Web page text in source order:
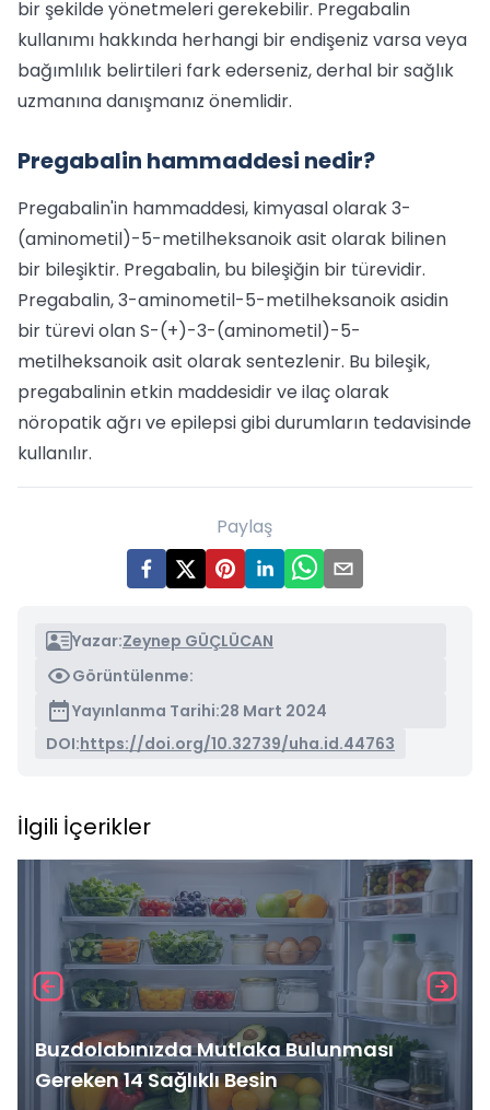
bir şekilde yönetmeleri gerekebilir. Pregabalin
kullanımı hakkında herhangi bir endişeniz varsa veya
bağımlılık belirtileri fark ederseniz, derhal bir sağlık
uzmanına danışmanız önemlidir.
Pregabalin hammaddesi nedir?
Pregabalin'in hammaddesi, kimyasal olarak 3-
(aminometil)-5-metilheksanoik asit olarak bilinen
bir bileşiktir. Pregabalin, bu bileşiğin bir türevidir.
Pregabalin, 3-aminometil-5-metilheksanoik asidin
bir türevi olan S-(+)-3-(aminometil)-5-
metilheksanoik asit olarak sentezlenir. Bu bileşik,
pregabalinin etkin maddesidir ve ilaç olarak
nöropatik ağrı ve epilepsi gibi durumların tedavisinde
kullanılır.
Paylaş
Yazar:Zeynep GÜÇLÜCAN
Görüntülenme:
Yayınlanma Tarihi:28 Mart 2024
DOI:https://doi.org/10.32739/uha.id.44763
İlgili İçerikler
Buzdolabınızda Mutlaka Bulunması
Gereken 14 Sağlıklı Besin